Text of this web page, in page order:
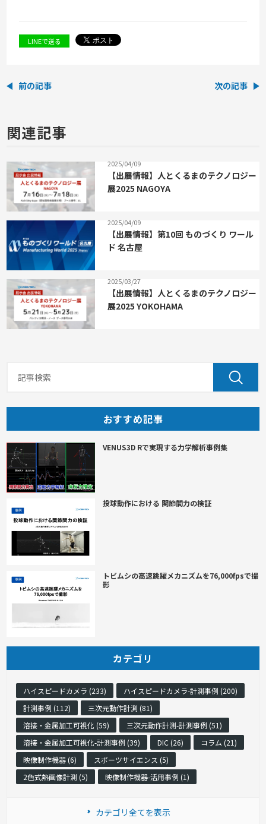
LINEで送る
前の記事 次の記事
関連記事
2025/04/09
【出展情報】人とくるまのテクノロジー
展2025 NAGOYA
2025/04/09
【出展情報】第10回 ものづくり ワール
ド 名古屋
2025/03/27
【出展情報】人とくるまのテクノロジー
展2025 YOKOHAMA
おすすめ記事
VENUS3D Rで実現する力学解析事例集
投球動作における 関節間力の検証
トビムシの高速跳躍メカニズムを76,000fpsで撮
影
カテゴリ
ハイスピードカメラ (233)
ハイスピードカメラ-計測事例 (200)
計測事例 (112)
三次元動作計測 (81)
溶接・金属加工可視化 (59)
三次元動作計測-計測事例 (51)
溶接・金属加工可視化-計測事例 (39)
DIC (26)
コラム (21)
映像制作機器 (6)
スポーツサイエンス (5)
2色式熱画像計測 (5)
映像制作機器-活用事例 (1)
カテゴリ全てを表示